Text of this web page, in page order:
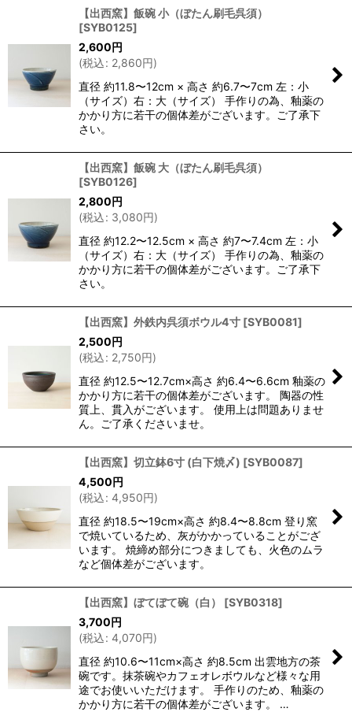
【出西窯】飯碗 小（ぼたん刷毛呉須）
[SYB0125]
2,600円
(税込: 2,860円)
直径 約11.8〜12cm × 高さ 約6.7〜7cm 左：小
（サイズ）右：大（サイズ） 手作りの為、釉薬の
かかり方に若干の個体差がございます。ご了承下
さい。
【出西窯】飯碗 大（ぼたん刷毛呉須）
[SYB0126]
2,800円
(税込: 3,080円)
直径 約12.2〜12.5cm × 高さ 約7〜7.4cm 左：小
（サイズ）右：大（サイズ） 手作りの為、釉薬の
かかり方に若干の個体差がございます。ご了承下
さい。
【出西窯】外鉄内呉須ボウル4寸 [SYB0081]
2,500円
(税込: 2,750円)
直径 約12.5〜12.7cm×高さ 約6.4〜6.6cm 釉薬の
かかり方に若干の個体差がございます。 陶器の性
質上、貫入がございます。 使用上は問題ありませ
ん。ご了承くださいませ。
【出西窯】切立鉢6寸 (白下焼〆) [SYB0087]
4,500円
(税込: 4,950円)
直径 約18.5〜19cm×高さ 約8.4〜8.8cm 登り窯
で焼いているため、灰がかかっていることがござ
います。 焼締め部分につきましても、火色のムラ
など個体差がございます。
【出西窯】ぼてぼて碗（白） [SYB0318]
3,700円
(税込: 4,070円)
直径 約10.6〜11cm×高さ 約8.5cm 出雲地方の茶
碗です。抹茶碗やカフェオレボウルなど様々な用
途でお使いいただけます。 手作りのため、釉薬の
かかり方に若干の個体差がございます。 …